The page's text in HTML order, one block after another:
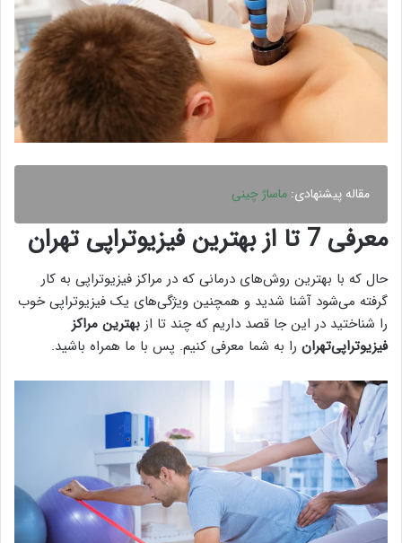
مقاله پیشنهادی: ماساژ چینی
معرفی 7 تا از بهترین فیزیوتراپی تهران
حال که با بهترین روش‌های درمانی که در مراکز فیزیوتراپی به کار
گرفته می‌شود آشنا شدید و همچنین ویژگی‌های یک فیزیوتراپی خوب
را شناختید در این جا قصد داریم که چند تا از بهترین مراکز
فیزیوتراپی‌تهران را به شما معرفی کنیم. پس با ما همراه باشید.